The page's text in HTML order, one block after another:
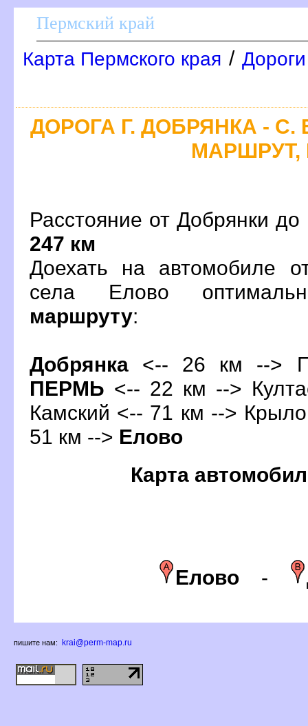
Пермский край
Карта Пермского края /
ДОРОГА Г. ДОБРЯНКА -
МАРШРУТ,
Расстояние от Добрянки
247 км
Доехать на автомобиле
села Елово
маршруту:
Добрянка <-- 26 км -->
ПЕРМЬ <-- 22 км -->
Камский <-- 71 км -->
51 км --> Елово
Карта
Елово-
пишите нам: krai@perm-map.ru